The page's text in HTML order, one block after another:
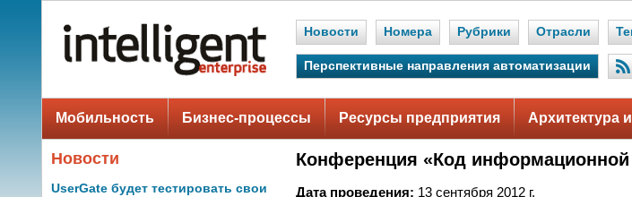
Новости Номера Рубрики Отрасли
Перспективные направления автоматизации
Мобильность Бизнес-процессы Ресурсы предприятия Архитектура
Новости
UserGate будет тестировать свои
Конференция «Код информационной
Дата проведения: 13 сентября 2012 г.